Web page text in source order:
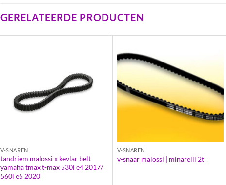
GERELATEERDE PRODUCTEN
V-SNAREN
tandriem malossi x kevlar belt
yamaha tmax t-max 530i e4 2017/
560i e5 2020
V-SNAREN
v-snaar malossi | minarelli 2t